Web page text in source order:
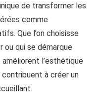
de transformer les
comme
Que l’on choisisse
ou qui se démarque
l’esthétique
à créer un